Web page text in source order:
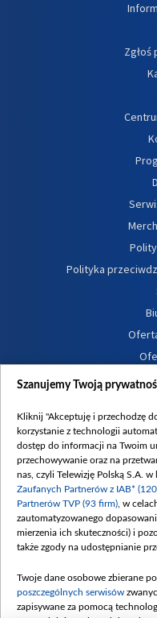
Zgłoś
Polityka
Procedura
Szanujemy Twoją
Kliknij "Akceptuję i przechodzę
korzystanie z technologii
dostęp do informacji na Twoim
przechowywanie oraz na
nas, czyli Telewizję Polską S.A. w
Zaufanych Partnerów z IAB*
Partnerów TVP (93 firm) , w
zautomatyzowanego
mierzenia ich skuteczności) i
także zgody na udostępnianie
Twoje dane osobowe zbierane
poszczególnych serwisów
zapisywane za pomocą